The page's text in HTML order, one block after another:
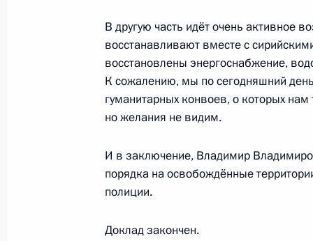
Расширенное заседание
11 декабря 2015 года, 14:00
8 декабря 2015 года, 22:35
Совещание с руководством
В другую часть идёт очень активное
восстанавливают вместе с
восстановлены энергоснабжение,
К сожалению, мы по сегодняшний
гуманитарных конвоев, о которых
но желания не видим.
И в заключение, Владимир
порядка на освобождённые
полиции.
Доклад закончен.